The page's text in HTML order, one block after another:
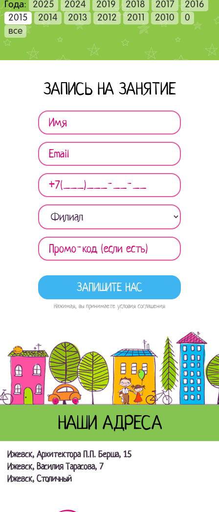
Года: 2025 2024 2019 2018 2017
2016
2015
2014 2013 2012 2011 2010
0
все
ЗАПИСЬ НА ЗАНЯТИЕ
Нажимая, вы принимаете условия соглашения
НАШИ АДРЕСА
Ижевск, Архитектора П.П. Берша, 15
Ижевск, Василия Тарасова, 7
Ижевск, Столичный